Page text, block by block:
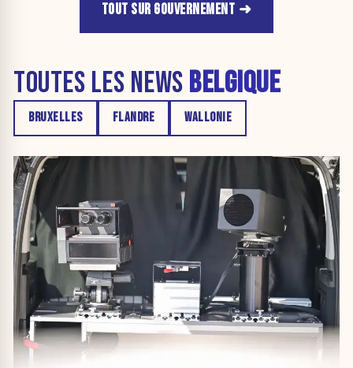
TOUT SUR GOUVERNEMENT
TOUTES LES NEWS BELGIQUE
BRUXELLES FLANDRE WALLONIE